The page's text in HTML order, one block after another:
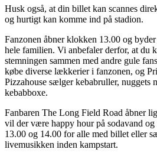
Husk også, at din billet kan scannes
og hurtigt kan komme ind på stadion.
Fanzonen åbner klokken 13.00 og
hele familien. Vi anbefaler derfor, at du
stemningen sammen med andre gule
købe diverse lækkerier i fanzonen, og
Pizzahouse sælger kebabruller, nuggets
kebabboxe.
Fanbaren The Long Field Road åbner
vil der være happy hour på sodavand
13.00 og 14.00 for alle med billet eller
livemusikken inden kampstart.